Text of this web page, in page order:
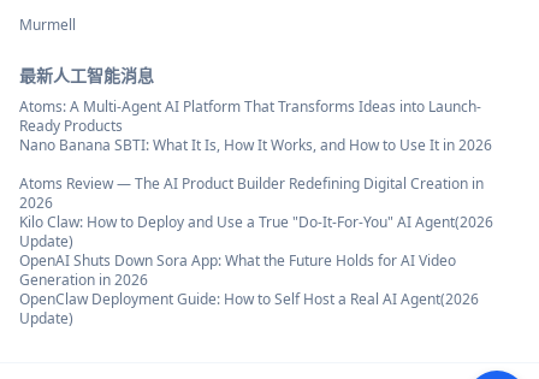
Murmell
最新人工智能消息
Atoms: A Multi-Agent AI Platform That Transforms Ideas into Launch-
Ready Products
Nano Banana SBTI: What It Is, How It Works, and How to Use It in 2026
Atoms Review — The AI Product Builder Redefining Digital Creation in
2026
Kilo Claw: How to Deploy and Use a True "Do‑It‑For‑You" AI Agent(2026
Update)
OpenAI Shuts Down Sora App: What the Future Holds for AI Video
Generation in 2026
OpenClaw Deployment Guide: How to Self Host a Real AI Agent(2026
Update)